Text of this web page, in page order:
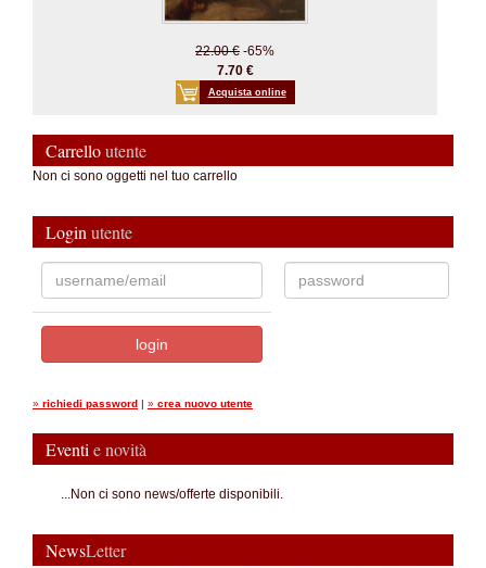
22.00 € -65%
7.70 €
Acquista online
Carrelloutente
Non ci sono oggetti nel tuo carrello
Login utente
» richiedi password | » crea nuovo utente
Eventi e novità
...Non ci sono news/offerte disponibili.
NewsLetter